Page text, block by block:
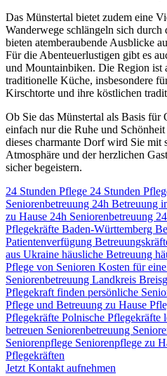
Das Münstertal bietet zudem eine
Wanderwege schlängeln sich
bieten atemberaubende Ausblicke
Für die Abenteuerlustigen gibt es
und Mountainbiken. Die Region ist
traditionelle Küche, insbesondere
Kirschtorte und ihre köstlichen
Ob Sie das Münstertal als Basis
einfach nur die Ruhe und
dieses charmante Dorf wird Sie mit
Atmosphäre und der herzlichen
sicher begeistern.
24 Stunden Pflege 24 Stunden
Seniorenbetreuung 24h Betreuung
zu Hause 24h Seniorenbetreuung
Pflegekräfte Baden-Württemberg
Patientenverfügung
aus Ukraine häusliche Betreuung
Pflege von Senioren Kosten für
Seniorenbetreuung Landkreis
Pflegekraft finden persönliche
Pflege und Betreuung zu Hause
Pflegekräfte Polnische Pflegekräfte
betreuen Seniorenbetreuung
Seniorenpflege Seniorenpflege zu
Pflegekräften
Jetzt Kontakt aufnehmen